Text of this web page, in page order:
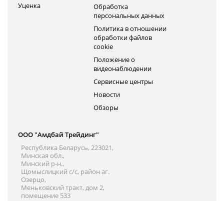
Уценка
Обработка
персональных данных
Политика в отношении
обработки файлов
cookie
Положение о
видеонаблюдении
Сервисные центры
Новости
Обзоры
ООО "Амдбай Трейдинг"
Республика Беларусь, 223021,
Минская обл.,
Минский р-н.,
Щомыслицкий с/с, район аг.
Озерцо,
Меньковский тракт, дом 2,
помещение 533